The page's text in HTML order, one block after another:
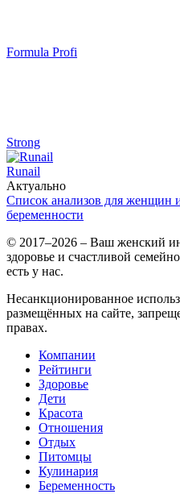
Formula Profi
Strong
Runail
Актуально
Список анализов для женщин
беременности
© 2017–2026 – Ваш женский
здоровье и счастливой
есть у нас.
Несанкционированное
размещённых на сайте,
правах.
Компании
Рейтинги
Здоровье
Дети
Красота
Отношения
Отдых
Питомцы
Кулинария
Беременность